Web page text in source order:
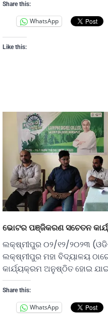
Share this:
WhatsApp
Like this:
ଭୋଟର ପଞ୍ଜିକରଣ ସଚେତନ
ଲକ୍ଷ୍ମୀପୁର ୦୨/୧୨/୨୦୨୩
ଲକ୍ଷ୍ମୀପୁର ମହା ବିଦ୍ୟାଳୟ
କାର୍ଯ୍ୟକ୍ରମ ଅନୁଷ୍ଠିତ ହୋଇ
Share this:
WhatsApp